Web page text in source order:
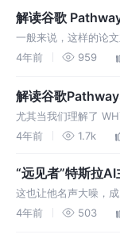
劝他跳坑做自己感兴
人则建议使用 MLOps。
解读谷歌
是 OneFlow
一般来说，这样的论
里论证研发下一代架
队也只能说，尽管 TF
个，但它有这
4年前 959
解读谷歌
Multi-controller
尤其当我们理解了
欠火候，如果可以更
4年前 1.7k
“远见者”特斯拉
度学习崛起十年
这也让他名声大噪，
视觉领域的“网红”，
4年前 503